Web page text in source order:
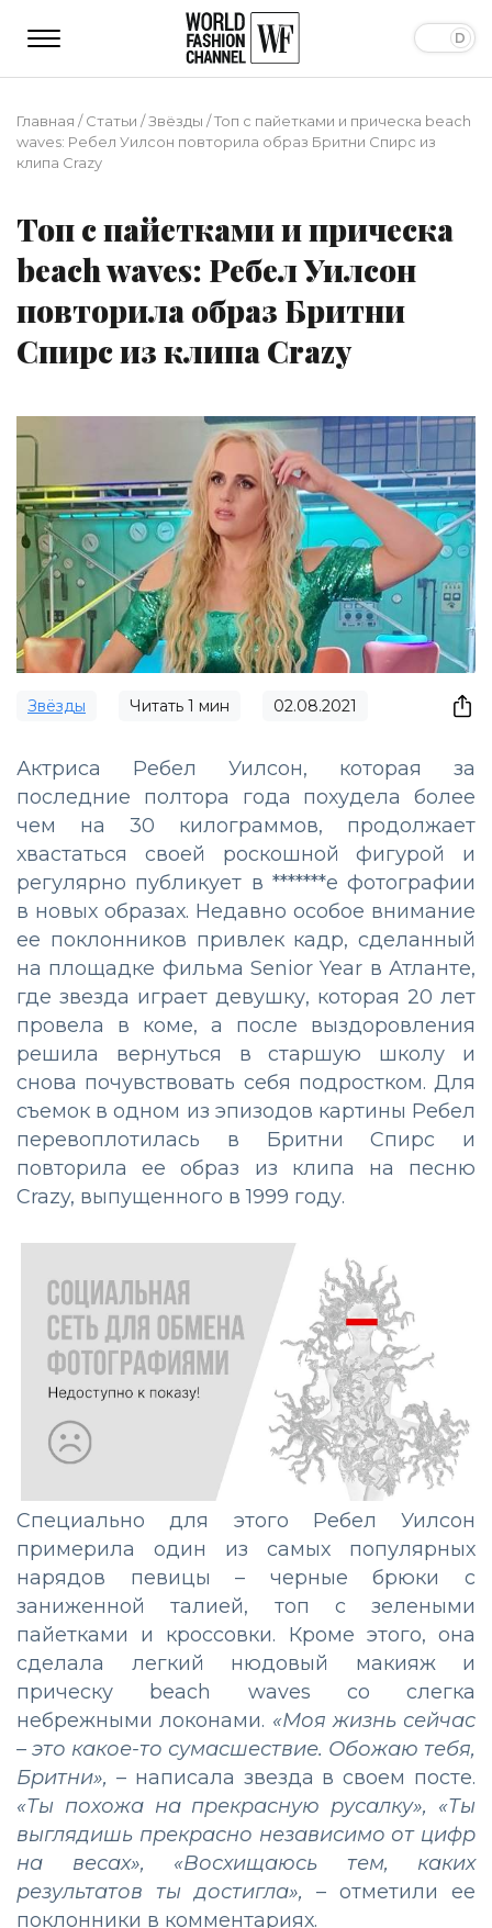
Главная /Статьи /Звёзды /Топ с пайетками и прическа beach
waves: Ребел Уилсон повторила образ Бритни Спирс из
клипа Crazy
Топ с пайетками и прическа
beach waves: Ребел Уилсон
повторила образ Бритни
Спирс из клипа Crazy
Звёзды Читать 1 мин 02.08.2021
Актриса Ребел Уилсон, которая за
последние полтора года похудела более
чем на 30 килограммов, продолжает
хвастаться своей роскошной фигурой и
регулярно публикует в *******е фотографии
в новых образах. Недавно особое внимание
ее поклонников привлек кадр, сделанный
на площадке фильма Senior Year в Атланте,
где звезда играет девушку, которая 20 лет
провела в коме, а после выздоровления
решила вернуться в старшую школу и
снова почувствовать себя подростком. Для
съемок в одном из эпизодов картины Ребел
перевоплотилась в Бритни Спирс и
повторила ее образ из клипа на песню
Crazy, выпущенного в 1999 году.
Специально для этого Ребел Уилсон
примерила один из самых популярных
нарядов певицы – черные брюки с
заниженной талией, топ с зелеными
пайетками и кроссовки. Кроме этого, она
сделала легкий нюдовый макияж и
прическу beach waves со слегка
небрежными локонами. «Моя жизнь сейчас
– это какое-то сумасшествие. Обожаю тебя,
Бритни», – написала звезда в своем посте.
«Ты похожа на прекрасную русалку», «Ты
выглядишь прекрасно независимо от цифр
на весах», «Восхищаюсь тем, каких
результатов ты достигла», – отметили ее
поклонники в комментариях.